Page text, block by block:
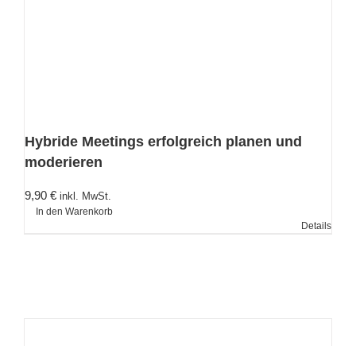
Hybride Meetings erfolgreich planen und
moderieren
9,90 € inkl. MwSt.
In den Warenkorb
Details